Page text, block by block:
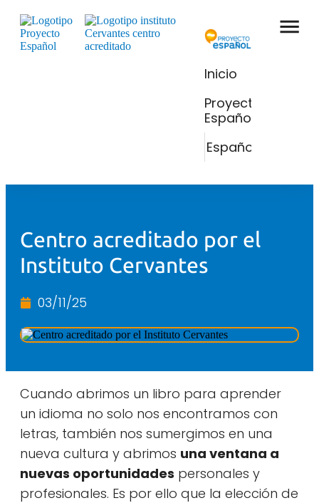
Inicio
Proyecto
Español
Español
Centro acreditado por el
Instituto Cervantes​
03/11/25
Cuando abrimos un libro para aprender
un idioma no solo nos encontramos con
letras, también nos sumergimos en una
nueva cultura y abrimos una ventana a
nuevas oportunidades personales y
profesionales. Es por ello que la elección de